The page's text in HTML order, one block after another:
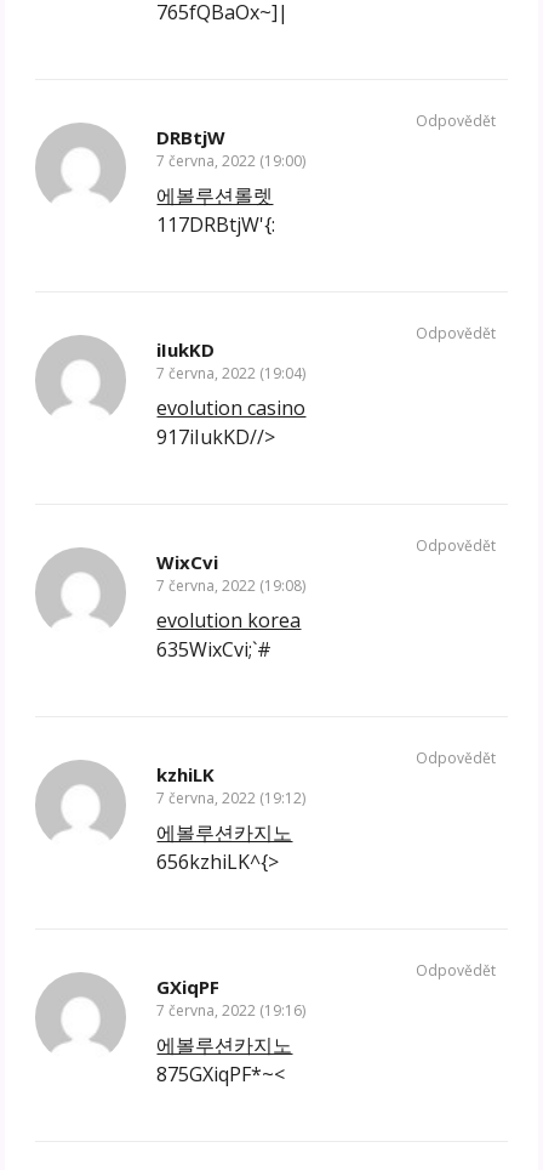
765fQBaOx~]|
DRBtjW
7 června, 2022 (19:00)
에볼루션롤렛
117DRBtjW'{:
Odpovědět
iIukKD
7 června, 2022 (19:04)
evolution casino
917iIukKD//>
Odpovědět
WixCvi
7 června, 2022 (19:08)
evolution korea
635WixCvi;`#
Odpovědět
kzhiLK
7 června, 2022 (19:12)
에볼루션카지노
656kzhiLK^{>
Odpovědět
GXiqPF
7 června, 2022 (19:16)
에볼루션카지노
875GXiqPF*~<
Odpovědět